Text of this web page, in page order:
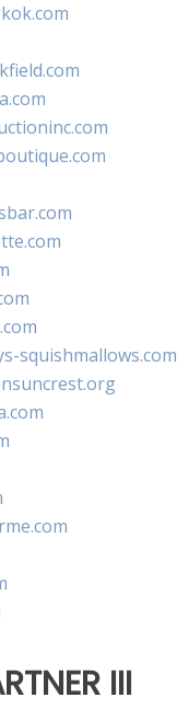
squishmallows.com
III